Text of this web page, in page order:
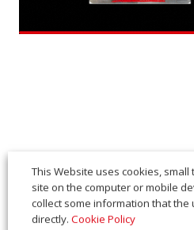
This Website uses cookies,
site on the computer or mobile
collect some information that
directly. Cookie Policy